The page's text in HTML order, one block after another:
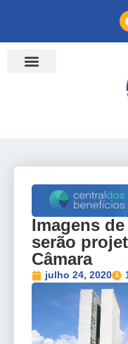
Imagens
serão
Câmara
julho 24, 2020